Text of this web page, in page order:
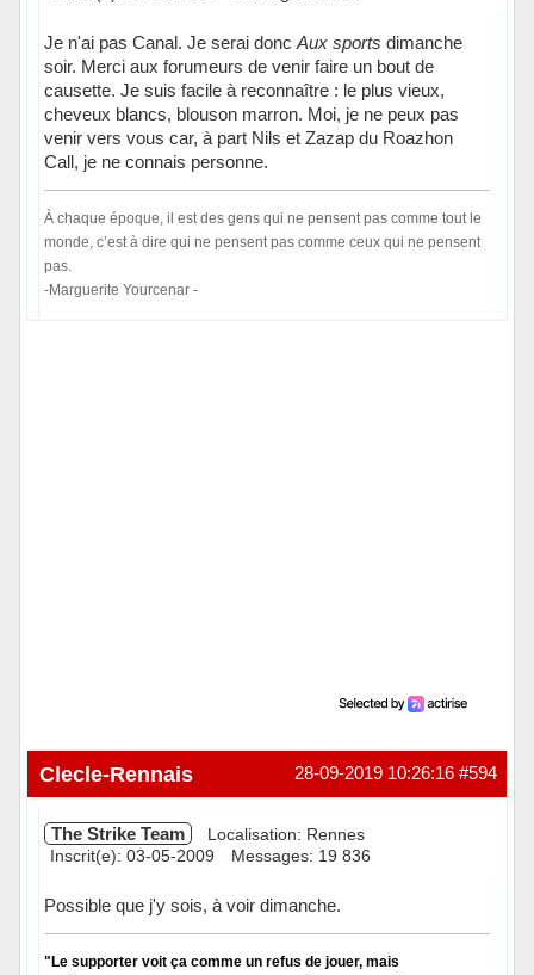
Je n'ai pas Canal. Je serai donc Aux sports dimanche
soir. Merci aux forumeurs de venir faire un bout de
causette. Je suis facile à reconnaître : le plus vieux,
cheveux blancs, blouson marron. Moi, je ne peux pas
venir vers vous car, à part Nils et Zazap du Roazhon
Call, je ne connais personne.
À chaque époque, il est des gens qui ne pensent pas comme tout le
monde, c’est à dire qui ne pensent pas comme ceux qui ne pensent
pas.
-Marguerite Yourcenar -
#594
28-09-2019 10:26:16
Clecle-Rennais
The Strike Team
Localisation: Rennes
Inscrit(e): 03-05-2009
Messages: 19 836
Possible que j'y sois, à voir dimanche.
"Le supporter voit ça comme un refus de jouer, mais